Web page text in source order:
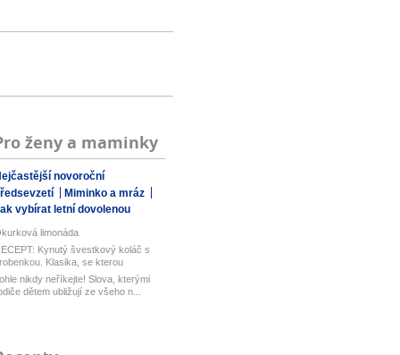
ženy a maminky
novoroční
Miminko a mráz
vybírat letní dovolenou
limonáda
Kynutý švestkový koláč s
Klasika, se kterou
nikdy neříkejte! Slova, kterými
dětem ubližují ze všeho n...